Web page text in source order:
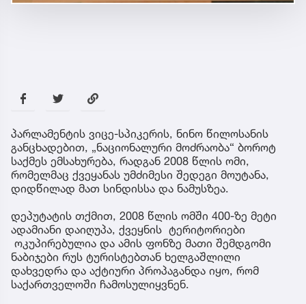
პარლამენტის ვიცე-სპიკერის, ნინო წილოსანის
განცხადებით, „ნაციონალური მოძრაობა“ ბოროტ
საქმეს ემსახურება, რადგან 2008 წლის ომი,
რომელმაც ქვეყანას უმძიმესი შედეგი მოუტანა,
დიდწილად მათ სინდისსა და ნამუსზეა.
დეპუტატის თქმით, 2008 წლის ომში 400-ზე მეტი
ადამიანი დაიღუპა, ქვეყნის ტერიტორიები
ოკუპირებულია და ამის ფონზე მათი შემდგომი
ნაბიჯები რუს ტურისტებთან ხელგაშლილი
დახვედრა და აქტიური პროპაგანდა იყო, რომ
საქართველოში ჩამოსულიყვნენ.